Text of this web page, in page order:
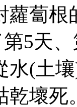
蘿蔔根
5天
水(土
乾壞死